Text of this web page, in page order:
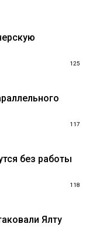
125
117
без работы
118
Ялту